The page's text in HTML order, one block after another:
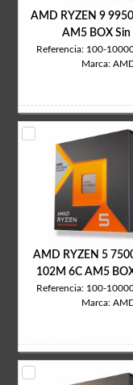
AMD RYZEN 9
AM5 BOX Sin
Referencia: 100-
Marca:
AMD RYZEN 5
102M 6C AM5
Referencia: 100-
Marca: